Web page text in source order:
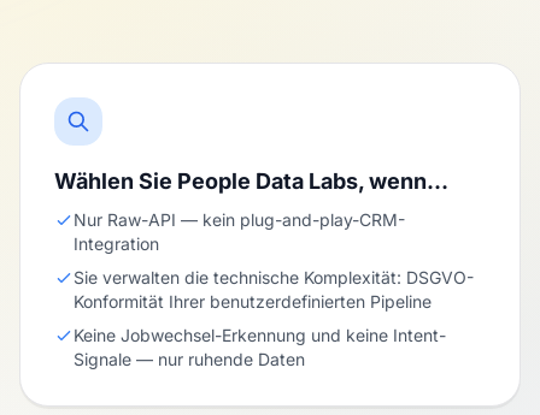
Wählen Sie People Data Labs, wenn…
Nur Raw-API — kein plug-and-play-CRM-
Integration
Sie verwalten die technische Komplexität: DSGVO-
Konformität Ihrer benutzerdefinierten Pipeline
Keine Jobwechsel-Erkennung und keine Intent-
Signale — nur ruhende Daten